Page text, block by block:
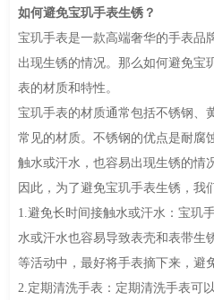
如何避免宝玑手表生锈？
宝玑手表是一款高端奢华的手表品
出现生锈的情况。那么如何避免宝
表的材质和特性。
宝玑手表的材质通常包括不锈钢、
常见的材质。不锈钢的优点是耐腐
触水或汗水，也容易出现生锈的情况
因此，为了避免宝玑手表生锈，我
1.避免长时间接触水或汗水：宝玑
水或汗水也容易导致表壳和表带生
等活动中，最好将手表摘下来，避
2.定期清洗手表：定期清洗手表可